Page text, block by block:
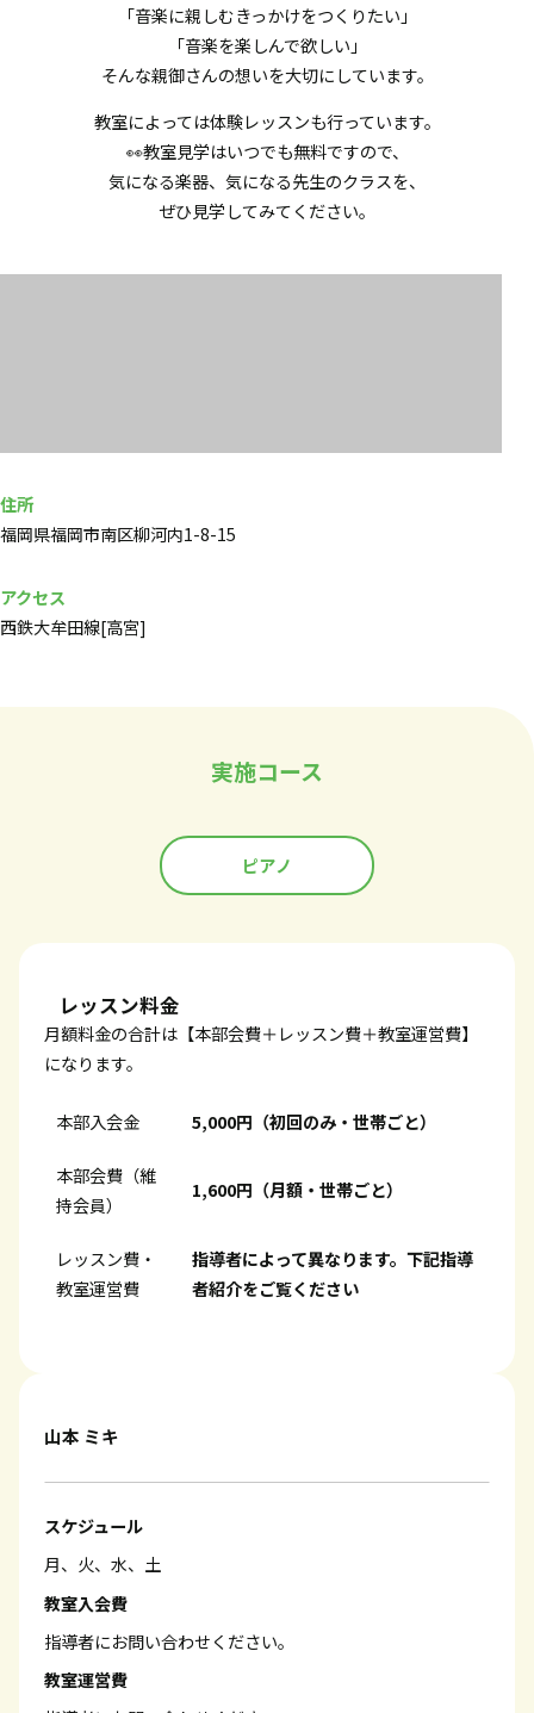
「音楽に親しむきっかけをつくりたい」
「音楽を楽しんで欲しい」
そんな親御さんの想いを大切にしています。
教室によっては体験レッスンも行っています。
👀教室見学はいつでも無料ですので、
気になる楽器、気になる先生のクラスを、
ぜひ見学してみてください。
住所
福岡県福岡市南区柳河内1-8-15
アクセス
西鉄大牟田線[高宮]
実施コース
ピアノ
レッスン料金
月額料金の合計は【本部会費＋レッスン費＋教室運営費】
になります。
本部入会金 5,000円（初回のみ・世帯ごと）
本部会費（維
持会員）
1,600円（月額・世帯ごと）
レッスン費・
教室運営費
指導者によって異なります。下記指導
者紹介をご覧ください
山本 ミキ
スケジュール
月、火、水、土
教室入会費
指導者にお問い合わせください。
教室運営費